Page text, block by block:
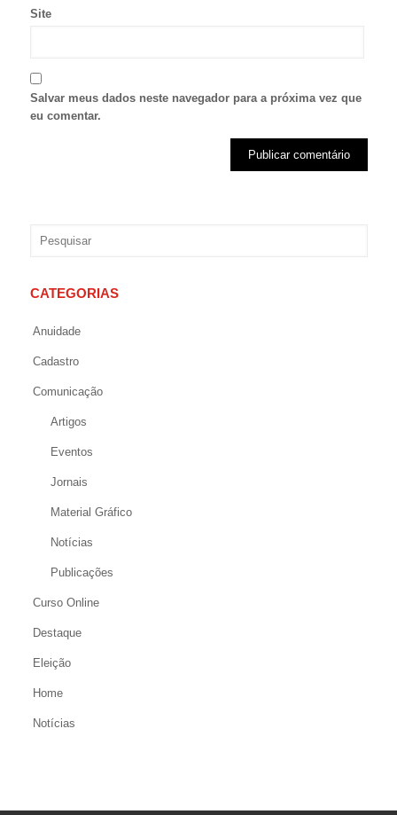
Site
Salvar meus dados neste navegador para a próxima vez que
eu comentar.
CATEGORIAS
Anuidade
Cadastro
Comunicação
Artigos
Eventos
Jornais
Material Gráfico
Notícias
Publicações
Curso Online
Destaque
Eleição
Home
Notícias